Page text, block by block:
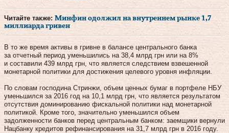
Читайте также: Минфин одолжил на внутреннем рынке 1,7
миллиарда гривен
В то же время активы в гривне в балансе центрального банка
за отчетный период уменьшились на 38,4 млрд грн или на 8%
и составили 439 млрд грн, что является следствием взвешенной
монетарной политики для достижения целевого уровня инфляции.
По словам господина Стринжи, объем ценных бумаг в портфеле НБУ
уменьшился за 2016 год на 10,1 млрд грн, что является результатом
отсутствия доминированию фискальной политики над монетарной
политикой. Кроме того, значительно уменьшился объем
задолженности банков перед центральным банком: заемщики вернули
Нацбанку кредитов рефинансирования на 31,7 млрд грн в 2016 году.